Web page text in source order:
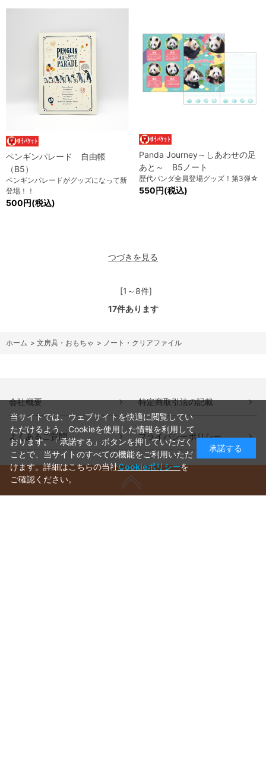
ペンギンパレード 自由帳
（B5）
ペンギンパレードがグッズになって新
登場！！
500円(税込)
Panda Journey～しあわせの足
あと～ B5ノート
歴代パンダ全員登場グッズ！第3弾☆
550円(税込)
つづきを見る
[1～8件]
17件あります
ホーム > 文房具・おもちゃ > ノート・クリアファイル
会社概要 特定商取引法の記載
よくあるご質問 プライバシーポリシー
当サイトでは、ウェブサイトを快適に閲覧してい
ただけるよう、Cookieを使用した情報を利用して
おります。「承諾する」ボタンを押していただく
ことで、当サイトのすべての機能をご利用いただ
けます。詳細はこちらの当社Cookieポリシーを
ご確認ください。
承諾する